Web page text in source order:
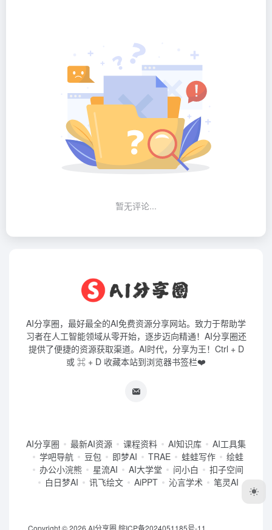
暂无评论...
AI分享圈，最好最全的AI免费资源分享网站。致力于帮助学
习者在人工智能领域从零开始，逐步迈向精通！AI分享圈还
提供了便捷的资源获取渠道。AI时代，分享为王！Ctrl + D
或 ⌘ + D 收藏本站到浏览器书签栏❤️
AI分享圈 最新AI资源 课程资料 AI知识库
AI工具集
学吧导航
豆包 即梦AI TRAE 蛙蛙写作
绘蛙
办公小浣熊
星流AI AI大学堂 问小白
扣子空间
白日梦AI
讯飞绘文 AiPPT 沁言学术 笔灵AI
Copyright © 2026 AI分享圈 皖ICP备2024051185号-11